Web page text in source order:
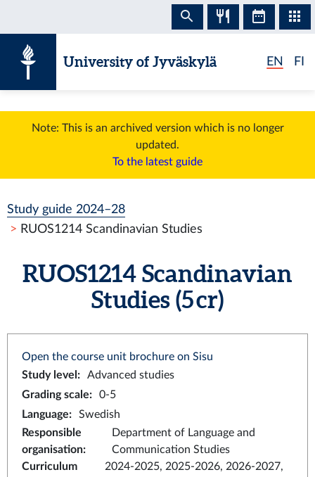
University of Jyväskylä EN FI
Note: This is an archived version which is no longer
updated.
To the latest guide
Study guide 2024–28
RUOS1214 Scandinavian Studies
RUOS1214 Scandinavian
Studies (5 cr)
Open the course unit brochure on Sisu
Study level :
Advanced studies
Grading scale:
0-5
Language:
Swedish
Responsible
organisation:
Department of Language and
Communication Studies
Curriculum
2024-2025, 2025-2026, 2026-2027,